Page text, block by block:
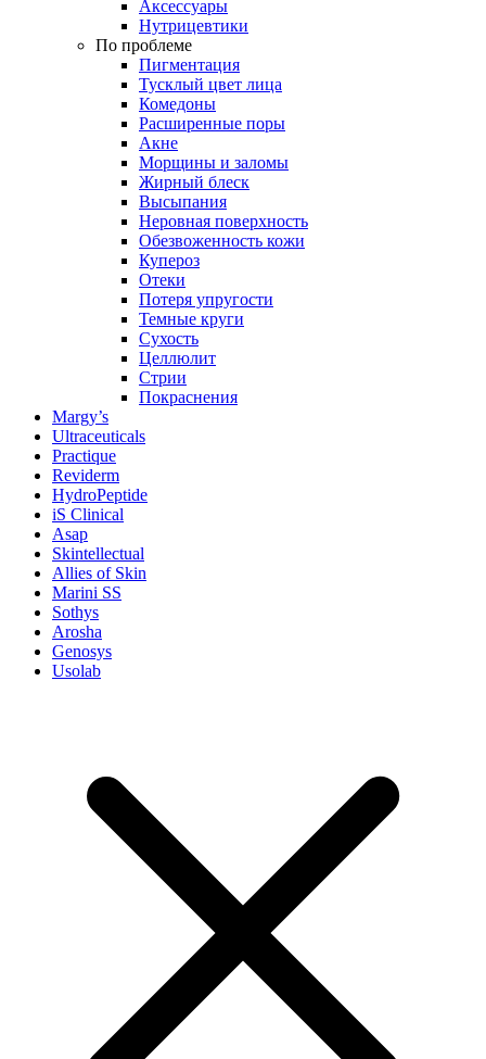
Аксессуары
Нутрицевтики
По проблеме
Пигментация
Тусклый цвет лица
Комедоны
Расширенные поры
Акне
Морщины и заломы
Жирный блеск
Высыпания
Неровная поверхность
Обезвоженность кожи
Купероз
Отеки
Потеря упругости
Темные круги
Сухость
Целлюлит
Стрии
Покраснения
Margy’s
Ultraceuticals
Practique
Reviderm
HydroPeptide
iS Clinical
Asap
Skintellectual
Allies of Skin
Marini SS
Sothys
Arosha
Genosys
Usolab